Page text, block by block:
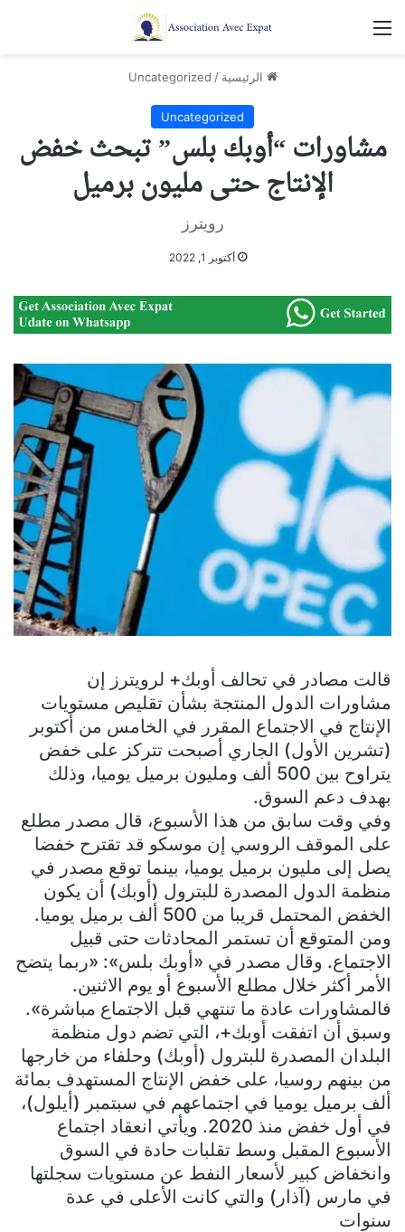
القائمة
الرئيسية /
Uncategorized
Uncategorized
مشاورات “أوبك بلس” تبحث خفض
الإنتاج حتى مليون برميل
رويترز
أكتوبر 1, 2022
قالت مصادر في تحالف أوبك+ لرويترز إن
مشاورات الدول المنتجة بشأن تقليص مستويات
الإنتاج في الاجتماع المقرر في الخامس من أكتوبر
(تشرين الأول) الجاري أصبحت تتركز على خفض
يتراوح بين 500 ألف ومليون برميل يوميا، وذلك
بهدف دعم السوق.
وفي وقت سابق من هذا الأسبوع، قال مصدر مطلع
على الموقف الروسي إن موسكو قد تقترح خفضا
يصل إلى مليون برميل يوميا، بينما توقع مصدر في
منظمة الدول المصدرة للبترول (أوبك) أن يكون
الخفض المحتمل قريبا من 500 ألف برميل يوميا.
ومن المتوقع أن تستمر المحادثات حتى قبيل
الاجتماع. وقال مصدر في «أوبك بلس»: «ربما يتضح
الأمر أكثر خلال مطلع الأسبوع أو يوم الاثنين.
فالمشاورات عادة ما تنتهي قبل الاجتماع مباشرة».
وسبق أن اتفقت أوبك+، التي تضم دول منظمة
البلدان المصدرة للبترول (أوبك) وحلفاء من خارجها
من بينهم روسيا، على خفض الإنتاج المستهدف بمائة
ألف برميل يوميا في اجتماعهم في سبتمبر (أيلول)،
في أول خفض منذ 2020. ويأتي انعقاد اجتماع
الأسبوع المقبل وسط تقلبات حادة في السوق
وانخفاض كبير لأسعار النفط عن مستويات سجلتها
في مارس (آذار) والتي كانت الأعلى في عدة
سنوات